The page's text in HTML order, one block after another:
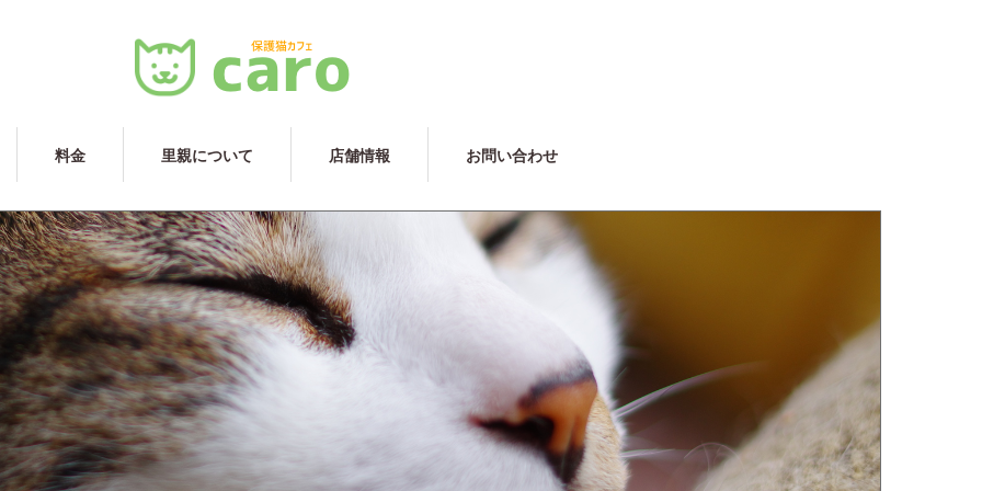
料金 里親について 店舗情報 お問い合わせ